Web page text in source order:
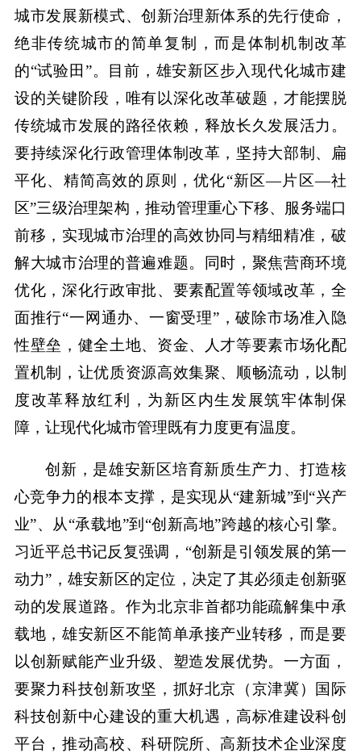
城市发展新模式、创新治理新体系的先行使命，
绝非传统城市的简单复制，而是体制机制改革
的“试验田”。目前，雄安新区步入现代化城市建
设的关键阶段，唯有以深化改革破题，才能摆脱
传统城市发展的路径依赖，释放长久发展活力。
要持续深化行政管理体制改革，坚持大部制、扁
平化、精简高效的原则，优化“新区—片区—社
区”三级治理架构，推动管理重心下移、服务端口
前移，实现城市治理的高效协同与精细精准，破
解大城市治理的普遍难题。同时，聚焦营商环境
优化，深化行政审批、要素配置等领域改革，全
面推行“一网通办、一窗受理”，破除市场准入隐
性壁垒，健全土地、资金、人才等要素市场化配
置机制，让优质资源高效集聚、顺畅流动，以制
度改革释放红利，为新区内生发展筑牢体制保
障，让现代化城市管理既有力度更有温度。
创新，是雄安新区培育新质生产力、打造核
心竞争力的根本支撑，是实现从“建新城”到“兴产
业”、从“承载地”到“创新高地”跨越的核心引擎。
习近平总书记反复强调，“创新是引领发展的第一
动力”，雄安新区的定位，决定了其必须走创新驱
动的发展道路。作为北京非首都功能疏解集中承
载地，雄安新区不能简单承接产业转移，而是要
以创新赋能产业升级、塑造发展优势。一方面，
要聚力科技创新攻坚，抓好北京（京津冀）国际
科技创新中心建设的重大机遇，高标准建设科创
平台，推动高校、科研院所、高新技术企业深度